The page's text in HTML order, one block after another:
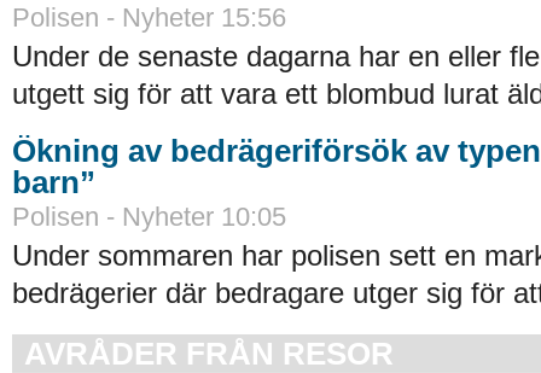
Polisen - Nyheter 15:56
Under de senaste dagarna har en eller
utgett sig för att vara ett blombud lurat
Ökning av bedrägeriförsök av
barn”
Polisen - Nyheter 10:05
Under sommaren har polisen sett en
bedrägerier där bedragare utger sig för
AVRÅDER FRÅN RESOR